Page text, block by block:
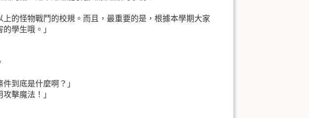
上的怪物戰鬥的校規。而且，最重要的是，根據本學期大家
學生哦。」
到底是什麼啊？」
擊魔法！」